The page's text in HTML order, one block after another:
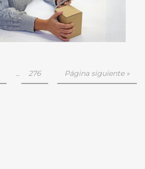
… 276 Página siguiente »